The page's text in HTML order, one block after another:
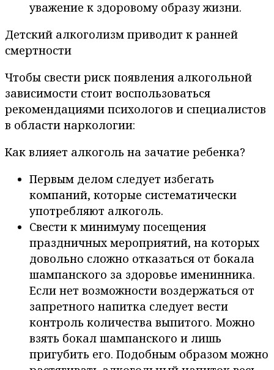
уважение к здоровому образу жизни.
Детский алкоголизм приводит к ранней
смертности
Чтобы свести риск появления алкогольной
зависимости стоит воспользоваться
рекомендациями психологов и специалистов
в области наркологии:
Как влияет алкоголь на зачатие ребенка?
Первым делом следует избегать
компаний, которые систематически
употребляют алкоголь.
Свести к минимуму посещения
праздничных мероприятий, на которых
довольно сложно отказаться от бокала
шампанского за здоровье именинника.
Если нет возможности воздержаться от
запретного напитка следует вести
контроль количества выпитого. Можно
взять бокал шампанского и лишь
пригубить его. Подобным образом можно